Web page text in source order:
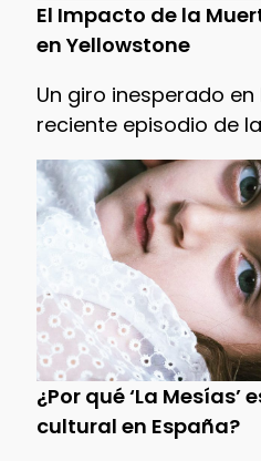
El Impacto de la
en Yellowstone
Un giro inesperado en
reciente episodio de
¿Por qué ‘La Mesías’
cultural en España?